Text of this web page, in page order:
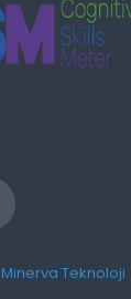
Minerva Teknoloji